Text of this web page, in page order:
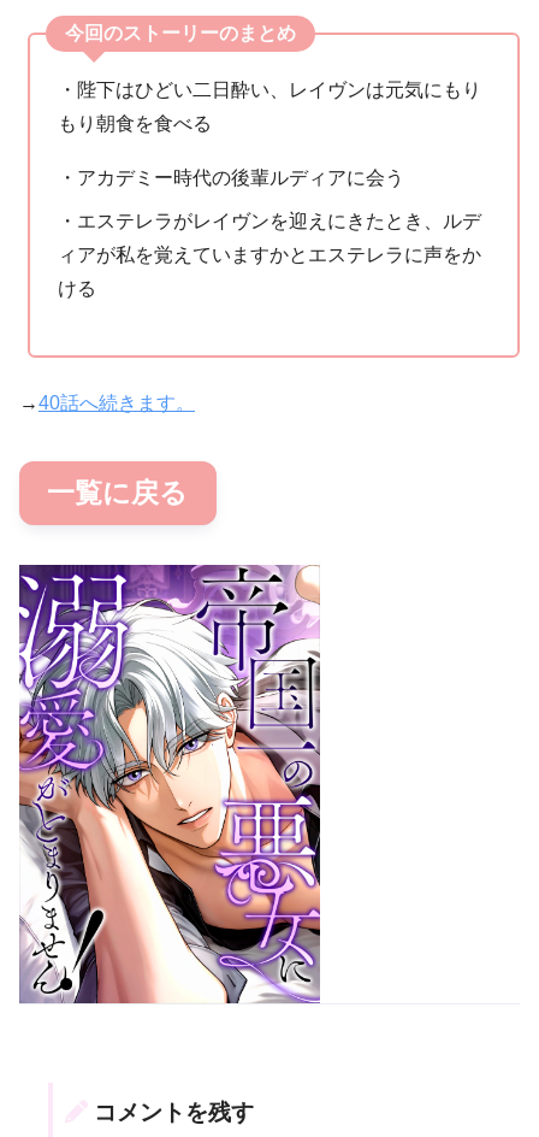
今回のストーリーのまとめ
・陛下はひどい二日酔い、レイヴンは元気にもり
もり朝食を食べる
・アカデミー時代の後輩ルディアに会う
・エステレラがレイヴンを迎えにきたとき、ルデ
ィアが私を覚えていますかとエステレラに声をか
ける
→40話へ続きます。
一覧に戻る
コメントを残す